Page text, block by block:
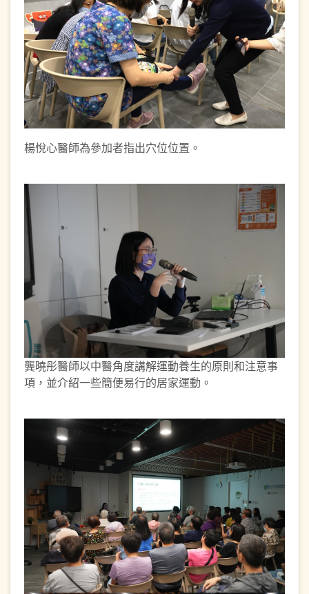
楊悅心醫師為參加者指出穴位位置。
龔曉彤醫師以中醫角度講解運動養生的原則和注意事
項，並介紹一些簡便易行的居家運動。